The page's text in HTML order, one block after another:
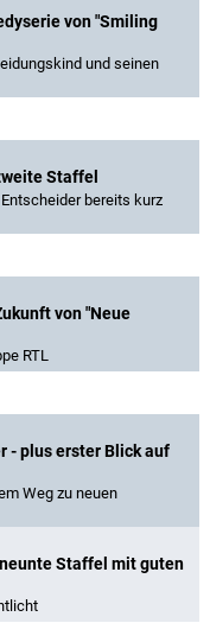
von "Smiling
und seinen
Staffel
bereits kurz
von "Neue
RTL
- plus erster Blick auf
Weg zu neuen
Staffel mit guten